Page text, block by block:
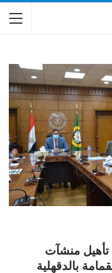
تأهيل منشآت
بالدقهلية